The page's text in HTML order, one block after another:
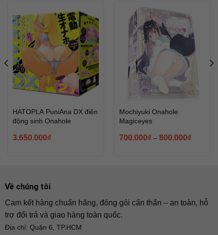
HATOPLA PuniAna DX điện
động sinh Onahole
3.650.000₫
Mochiyuki Onahole
Magiceyes
700.000₫ – 800.000₫Khoảng
Về chúng tôi
Cam kết hàng chuẩn hãng, đóng gói cẩn thẩn – an toàn, hỗ
trợ đổi trả và giao hàng toàn quốc.
Địa chỉ: Quận 6, TP.HCM